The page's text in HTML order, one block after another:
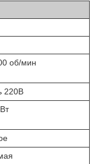
об/мин
220В